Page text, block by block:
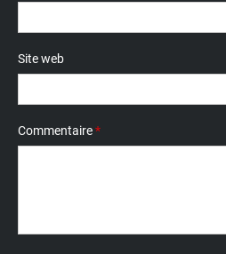
Site web
Commentaire*